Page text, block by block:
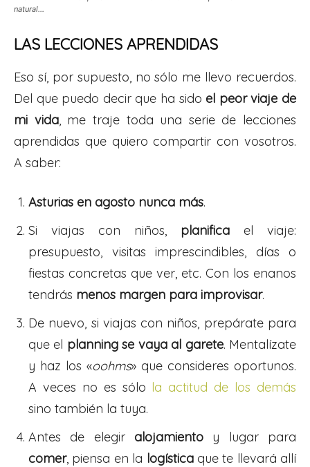
natural…
LAS LECCIONES APRENDIDAS
Eso sí, por supuesto, no sólo me llevo recuerdos.
Del que puedo decir que ha sido el peor viaje de
mi vida, me traje toda una serie de lecciones
aprendidas que quiero compartir con vosotros.
A saber:
Asturias en agosto nunca más.
Si viajas con niños, planifica el viaje:
presupuesto, visitas imprescindibles, días o
fiestas concretas que ver, etc. Con los enanos
tendrás menos margen para improvisar.
De nuevo, si viajas con niños, prepárate para
que el planning se vaya al garete. Mentalízate
y haz los «oohms» que consideres oportunos.
A veces no es sólo la actitud de los demás
sino también la tuya.
Antes de elegir alojamiento y lugar para
comer, piensa en la logísticaque te llevará allí